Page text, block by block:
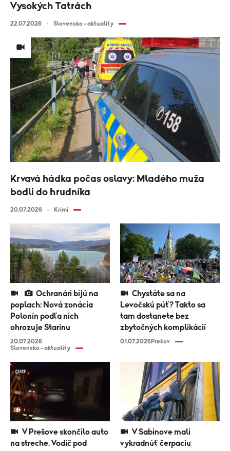
Vysokých Tatrách
22.07.2026 Slovensko - aktuality
Krvavá hádka počas oslavy: Mladého muža
bodli do hrudníka
20.07.2026 Krimi
poplach: Nová zonácia
Polonín podľa nich
ohrozuje Starinu
20.07.2026
Slovensko - aktuality
Levočskú púť? Takto sa
tam dostanete bez
zbytočných komplikácií
01.07.2026Prešov
na streche. Vodič pod
vykradnúť čerpaciu